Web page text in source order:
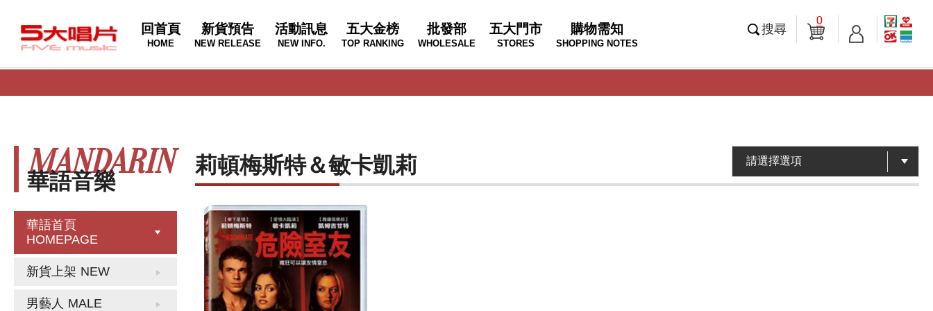
回首頁
HOME
新貨預告
NEW RELEASE
活動訊息
NEW INFO.
五大金榜
TOP RANKING
批發部
WHOLESALE
五大門市
STORES
購物需知
SHOPPING NOTES
搜尋
0
華語音樂
MANDARIN
華語首頁
HOMEPAGE
新貨上架 NEW
男藝人 MALE
莉頓梅斯特＆敏卡凱莉